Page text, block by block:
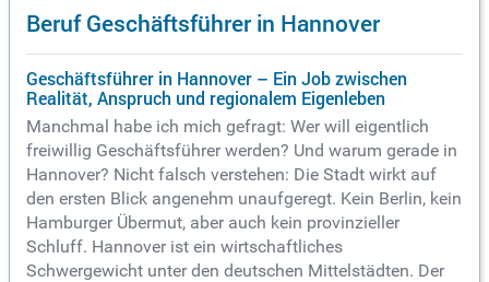
Beruf Geschäftsführer in Hannover
Geschäftsführer in Hannover – Ein Job zwischen
Realität, Anspruch und regionalem Eigenleben
Manchmal habe ich mich gefragt: Wer will eigentlich
freiwillig Geschäftsführer werden? Und warum gerade in
Hannover? Nicht falsch verstehen: Die Stadt wirkt auf
den ersten Blick angenehm unaufgeregt. Kein Berlin, kein
Hamburger Übermut, aber auch kein provinzieller
Schluff. Hannover ist ein wirtschaftliches
Schwergewicht unter den deutschen Mittelstädten. Der